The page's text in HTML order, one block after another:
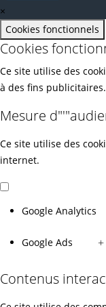
×
Cookies fonctionnels
Cookies
Ce site utilise des
à des fins
Mesure
Ce site utilise des
internet.
Google Analytics
Google Ads +
Contenus